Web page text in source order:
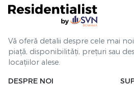
Vă oferă detalii despre cele mai
piață, disponibilități, prețuri sau
locațiilor alese.
DESPRE NOI